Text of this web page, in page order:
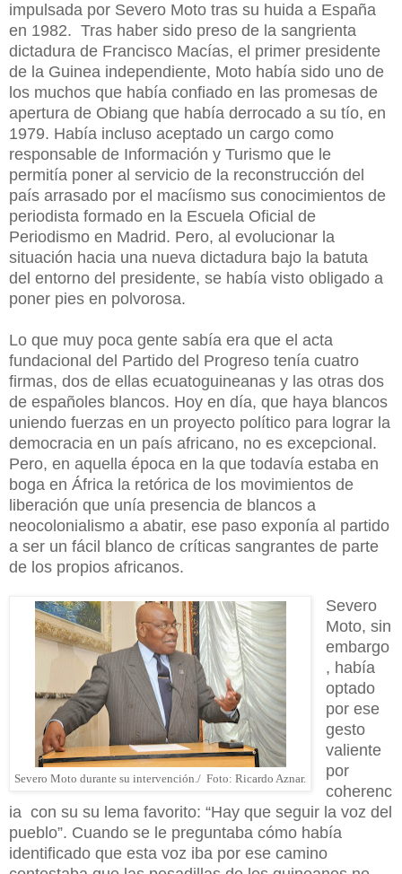
impulsada por Severo Moto tras su huida a España
en 1982. Tras haber sido preso de la sangrienta
dictadura de Francisco Macías, el primer presidente
de la Guinea independiente, Moto había sido uno de
los muchos que había confiado en las promesas de
apertura de Obiang que había derrocado a su tío, en
1979. Había incluso aceptado un cargo como
responsable de Información y Turismo que le
permitía poner al servicio de la reconstrucción del
país arrasado por el macíismo sus conocimientos de
periodista formado en la Escuela Oficial de
Periodismo en Madrid. Pero, al evolucionar la
situación hacia una nueva dictadura bajo la batuta
del entorno del presidente, se había visto obligado a
poner pies en polvorosa.
Lo que muy poca gente sabía era que el acta
fundacional del Partido del Progreso tenía cuatro
firmas, dos de ellas ecuatoguineanas y las otras dos
de españoles blancos. Hoy en día, que haya blancos
uniendo fuerzas en un proyecto político para lograr la
democracia en un país africano, no es excepcional.
Pero, en aquella época en la que todavía estaba en
boga en África la retórica de los movimientos de
liberación que unía presencia de blancos a
neocolonialismo a abatir, ese paso exponía al partido
a ser un fácil blanco de críticas sangrantes de parte
de los propios africanos.
Severo Moto durante su intervención./ Foto: Ricardo Aznar.
Severo
Moto, sin
embargo
, había
optado
por ese
gesto
valiente
por
coherenc
ia con su su lema favorito: “Hay que seguir la voz del
pueblo”. Cuando se le preguntaba cómo había
identificado que esta voz iba por ese camino